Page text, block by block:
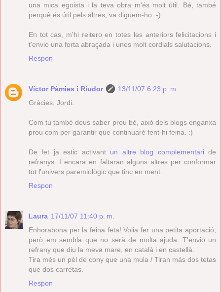
una mica egoista i la teva obra m'és molt útil. Bé, també
perquè és útil pels altres, va diguem-ho :-)
En tot cas, m'hi reitero en totes les anteriors felicitacions i
t'envio una forta abraçada i unes molt cordials salutacions.
Respon
Víctor Pàmies i Riudor
13/11/07 6:23 p. m.
Gràcies, Jordi.
Com tu també deus saber prou bé, això dels blogs enganxa
prou com per garantir que continuaré fent-hi feina. :)
De fet ja estic activant un altre blog complementari de
refranys. I encara en faltaran alguns altres per conformar
tot l'univers paremiològic que tinc en ment.
Respon
Laura 17/11/07 11:40 p. m.
Enhorabona per la feina feta! Volia fer una petita aportació,
però em sembla que no serà de molta ajuda. T'envio un
refrany que diu la meva mare, en català i en castellà.
Tira més un pèl de cony que una mula / Tiran más dos tetas
que dos carretas.
Respon